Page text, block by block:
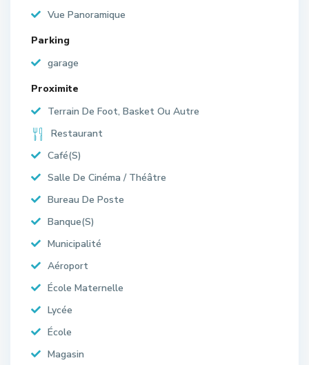
Vue Panoramique
Parking
garage
Proximite
Terrain De Foot, Basket Ou Autre
Restaurant
Café(S)
Salle De Cinéma / Théâtre
Bureau De Poste
Banque(S)
Municipalité
Aéroport
École Maternelle
Lycée
École
Magasin